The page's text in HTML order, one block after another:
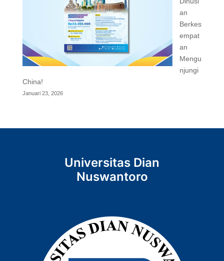
an
Berkes
empat
an
Mengu
njungi
China!
Januari 23, 2026
Universitas Dian
Nuswantoro